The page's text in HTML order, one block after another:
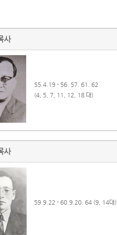
사
55.4.19 - 56. 57. 61. 62
(4, 5, 7, 11, 12, 18 대)
사
59.9.22 - 60.9.20. 64 (9, 14대)